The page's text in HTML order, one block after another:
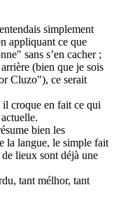
simplement
appliquant ce que
sans s’en cacher ;
(bien que je sois
Cluzo"), ce serait
il croque en fait ce qui
bien les
la langue, le simple fait
lieux sont déjà une
tant mélhor, tant